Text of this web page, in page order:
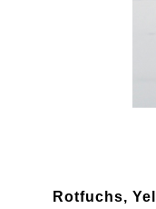
Rotfuchs,